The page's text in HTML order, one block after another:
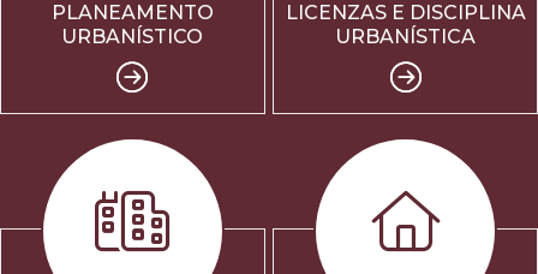
PLANEAMENTO
URBANÍSTICO
LICENZAS E DISCIPLINA
URBANÍSTICA